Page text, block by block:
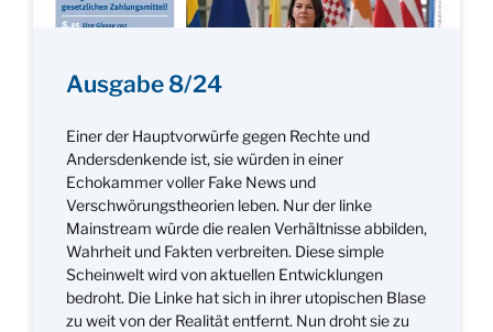
Ausgabe 8/24
Einer der Hauptvorwürfe gegen Rechte und
Andersdenkende ist, sie würden in einer
Echokammer voller Fake News und
Verschwörungstheorien leben. Nur der linke
Mainstream würde die realen Verhältnisse abbilden,
Wahrheit und Fakten verbreiten. Diese simple
Scheinwelt wird von aktuellen Entwicklungen
bedroht. Die Linke hat sich in ihrer utopischen Blase
zu weit von der Realität entfernt. Nun droht sie zu